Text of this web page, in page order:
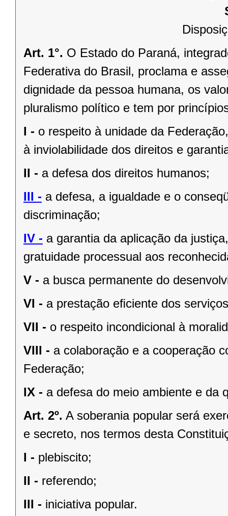
Art. 1°. O Estado do Paraná,
Federativa do Brasil, proclama e
dignidade da pessoa humana, os
pluralismo político e tem por
I - o respeito à unidade da
à inviolabilidade dos direitos e
II - a defesa dos direitos humanos;
III - a defesa, a igualdade e o
discriminação;
IV - a garantia da aplicação da
gratuidade processual aos
V - a busca permanente do
VI - a prestação eﬁciente dos
VII - o respeito incondicional à
VIII - a colaboração e a cooperação
Federação;
IX - a defesa do meio ambiente e da
Art. 2º. A soberania popular será
e secreto, nos termos desta
I - plebiscito;
II - referendo;
III - iniciativa popular.